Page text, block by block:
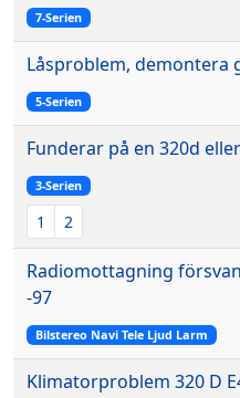
7-Serien
Låsproblem, demontera
5-Serien
Funderar på en 320d
3-Serien
1 2
Radiomottagning
-97
Bilstereo Navi Tele Ljud Larm
Klimatorproblem 320 D